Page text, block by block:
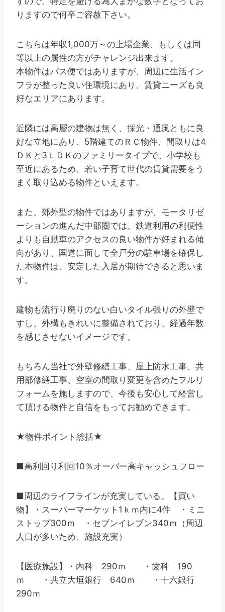
りますので何卒ご容赦下さい。
こちらは年収1,000万～の上場企業、もしくは同
等以上の属性の方がチャレンジ出来ます。
本物件はバス便ではありますが、周辺に生活イン
フラが整った良い住環境にあり、賃貸ニーズも良
好なエリアにあります。
近隣には高層の建物は無く、採光・通風ともに良
好な立地にあり、5階建てのＲＣ物件、間取りは4
ＤＫと3ＬＤＫのファミリータイプで、小学校も
至近にあるため、若い子育て世代の賃貸需要をう
まく取り込める物件といえます。
また、郊外型の物件ではありますが、モータリゼ
ーションの進んだ中部圏では、鉄道利用の利便性
よりも自動車のアクセスの良い物件が好まれる傾
向があり、国道に面して全戸分の駐車場を確保し
た本物件は、安定した入居が期待できると思いま
す。
建物も流行り廃りのない白いタイル張りの外壁で
すし、外構もきれいに整備されており、経過年数
を感じさせないイメージです。
もちろん当社で外壁修繕工事、屋上防水工事、共
用部修繕工事、空室の間取り変更を含めたフルリ
フォームを施しますので、今後も安心して経営し
て頂ける物件と自信をもってお勧めできます。
★物件ポイント総括★
■高利回り利回10％オーバー高キャッシュフロー
■周辺のライフラインが充実している。【買い
物】・スーパーマーケット1ｋｍ内に4件 ・ミニ
ストップ300ｍ ・セブンイレブン340ｍ（周辺
人口が多いため、施設充実）
【医療施設】・内科 290ｍ ・歯科 190
ｍ ・共立大垣銀行 640ｍ ・十六銀行
290ｍ